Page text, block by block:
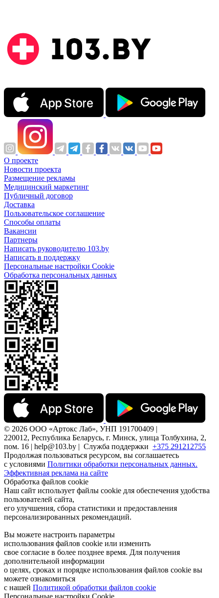
О проекте
Новости проекта
Размещение рекламы
Медицинский маркетинг
Публичный договор
Доставка
Пользовательское соглашение
Способы оплаты
Вакансии
Партнеры
Написать руководителю 103.by
Написать в поддержку
Персональные настройки Cookie
Обработка персональных данных
© 2026 ООО «Артокс Лаб», УНП 191700409 |
220012, Республика Беларусь, г. Минск, улица Толбухина, 2,
пом. 16 | help@103.by | Служба поддержки +375 291212755
Продолжая пользоваться ресурсом, вы соглашаетесь
с условиями Политики обработки персональных данных.
Эффективная реклама на сайте
Обработка файлов cookie
Наш сайт использует файлы cookie для обеспечения удобства
пользователей сайта,
его улучшения, сбора статистики и предоставления
персонализированных рекомендаций.
Вы можете настроить параметры
использования файлов cookie или изменить
свое согласие в более позднее время. Для получения
дополнительной информации
о целях, сроках и порядке использования файлов cookie вы
можете ознакомиться
с нашей Политикой обработки файлов cookie
Персональные настройки Cookie